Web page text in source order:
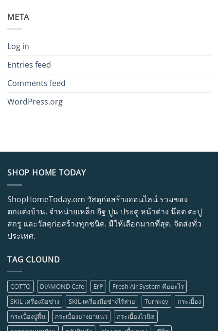
META
Log in
Entries feed
Comments feed
WordPress.org
SHOP HOME TODAY
ShopHomeToday.om วัสดุก่อสร้างออนไลน์ รวมของ
ตกแต่งบ้าน. จำหน่ายเหล็ก อิฐ ปูน ประตู หน้าต่าง น๊อต ตะปู
สกรู และวัสดุก่อสร้างทุกชนิด. มีให้เลือกมากที่สุด. จัดส่งทั่ว
ประเทศ.
TAG CLOUND
COTTO DIAMOND Cafe ErP
Fresh Air System คืออะไร
SKIL เครื่องมือช่าง
SKIL เครื่องมือช่างไร้สาย Turnkey
กระเบื้อง
กระเบื้องปูพื้น
กระเบื้องยางยาแนว
กระเบื้องไวนิล